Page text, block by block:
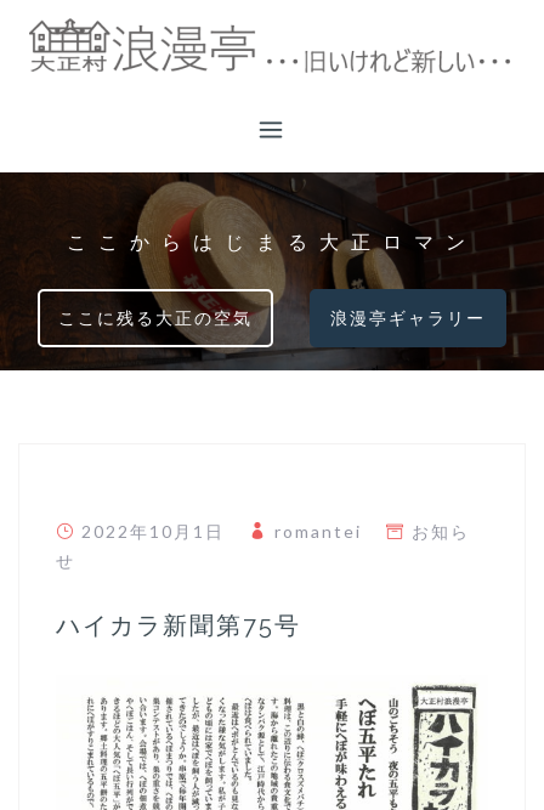
ッ
ここからはじまる大正ロマン
ここに残る大正の空気 浪漫亭ギャラリー
2022年10月1日 romantei
お知ら
せ
ハイカラ新聞第75号